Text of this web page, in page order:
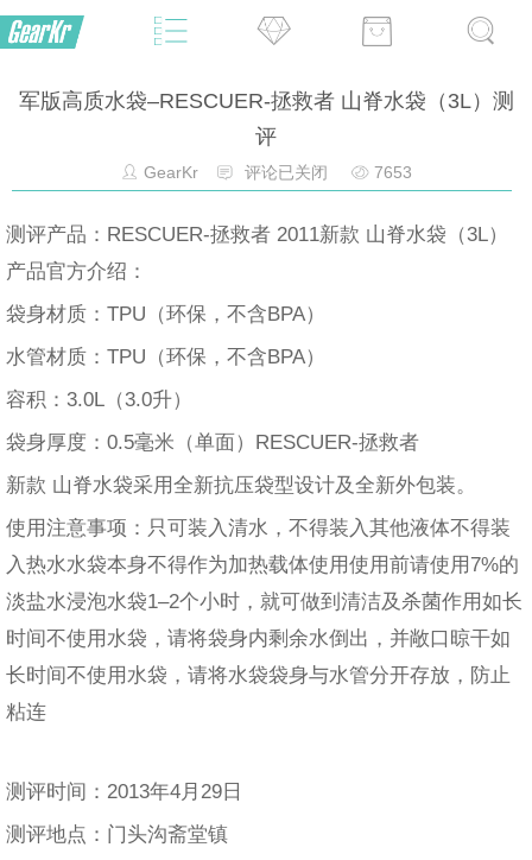
军版高质水袋–RESCUER-拯救者 山脊水袋（3L）测
评
GearKr 评论已关闭 7653
测评产品：RESCUER-拯救者 2011新款 山脊水袋（3L）
产品官方介绍：
袋身材质：TPU（环保，不含BPA）
水管材质：TPU（环保，不含BPA）
容积：3.0L（3.0升）
袋身厚度：0.5毫米（单面）RESCUER-拯救者
新款 山脊水袋采用全新抗压袋型设计及全新外包装。
使用注意事项：只可装入清水，不得装入其他液体不得装
入热水水袋本身不得作为加热载体使用使用前请使用7%的
淡盐水浸泡水袋1–2个小时，就可做到清洁及杀菌作用如长
时间不使用水袋，请将袋身内剩余水倒出，并敞口晾干如
长时间不使用水袋，请将水袋袋身与水管分开存放，防止
粘连
测评时间：2013年4月29日
测评地点：门头沟斋堂镇